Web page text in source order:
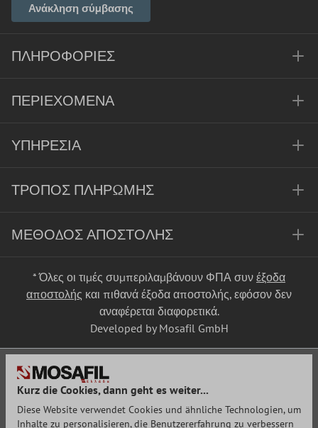
Ανάκληση σύμβασης
ΠΛΗΡΟΦΟΡΊΕΣ
ΠΕΡΙΕΧΌΜΕΝΑ
ΥΠΗΡΕΣΊΑ
ΤΡΌΠΟΣ ΠΛΗΡΩΜΉΣ
ΜΈΘΟΔΟΣ ΑΠΟΣΤΟΛΉΣ
* Όλες οι τιμές συμπεριλαμβάνουν ΦΠΑ συν έξοδα
αποστολής και πιθανά έξοδα αποστολής, εφόσον δεν
αναφέρεται διαφορετικά.
Developed by Mosafil GmbH
Kurz die Cookies, dann geht es weiter...
Diese Website verwendet Cookies und ähnliche Technologien, um
Inhalte zu personalisieren, die Benutzererfahrung zu verbessern